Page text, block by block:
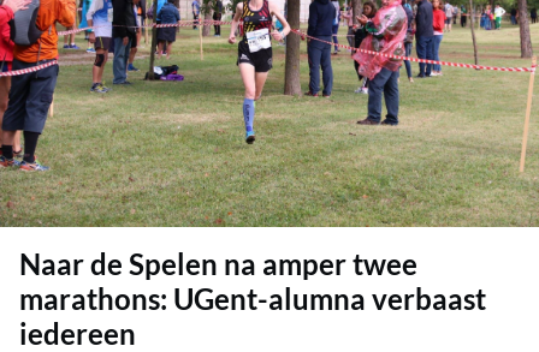
Naar de Spelen na amper twee
marathons: UGent-alumna verbaast
iedereen